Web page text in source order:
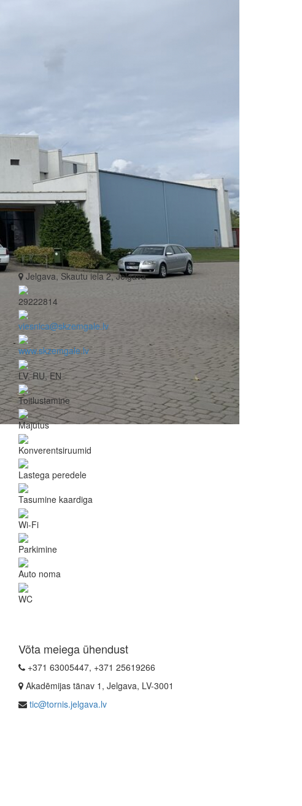
Jelgava, Skautu iela 2, Jelgava
29222814
viesnica@skzemgale.lv
www.skzemgale.lv
LV, RU, EN
Toitlustamine
Majutus
Konverentsiruumid
Lastega peredele
Tasumine kaardiga
Wi-Fi
Parkimine
Auto noma
WC
Võta meiega ühendust
+371 63005447, +371 25619266
Akadēmijas tänav 1, Jelgava, LV-3001
tic@tornis.jelgava.lv